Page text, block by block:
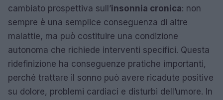
cambiato prospettiva sull’insonnia cronica: non
sempre è una semplice conseguenza di altre
malattie, ma può costituire una condizione
autonoma che richiede interventi specifici. Questa
ridefinizione ha conseguenze pratiche importanti,
perché trattare il sonno può avere ricadute positive
su dolore, problemi cardiaci e disturbi dell’umore. In